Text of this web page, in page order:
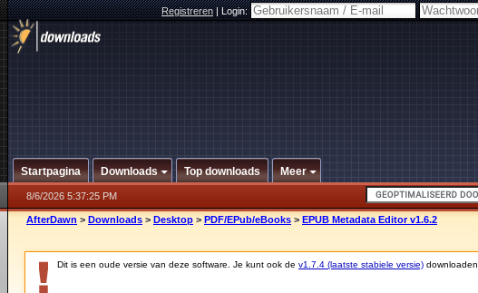
Registreren|Login:
Startpagina Downloads Top downloads Meer
8/6/2026 5:37:25 PM
AfterDawn > Downloads > Desktop > PDF/EPub/eBooks > EPUB Metadata Editor v1.6.2
Dit is een oude versie van deze software. Je kunt ook de v1.7.4 (laatste stabiele versie) downloaden.